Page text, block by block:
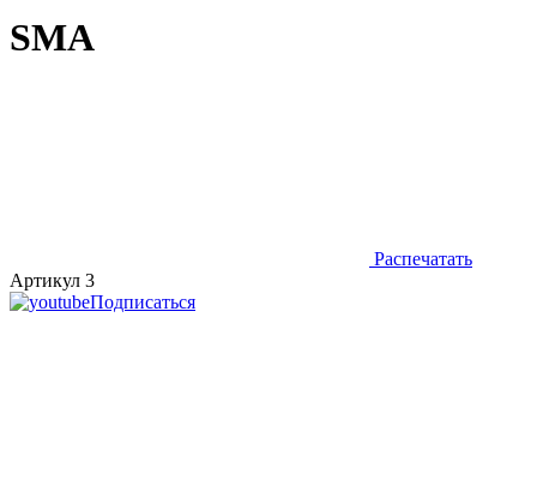
SMA
Распечатать
Артикул 3
Подписаться